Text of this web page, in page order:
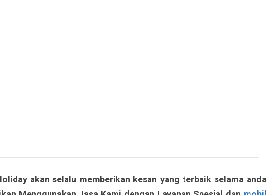
akan selalu memberikan kesan yang terbaik selama anda